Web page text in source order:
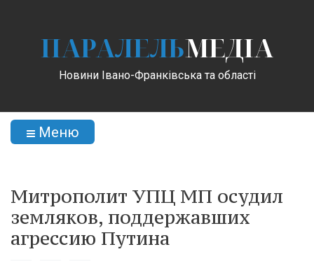
ПАРАЛЕЛЬМЕДІА
Новини Івано-Франківська та області
Меню
Митрополит УПЦ МП осудил
земляков, поддержавших
агрессию Путина